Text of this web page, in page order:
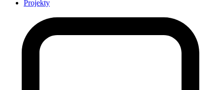
Projekty